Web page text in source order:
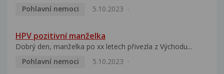
Pohlavní nemoci
5.10.2023
HPV pozitivní manželka
Dobrý den, manželka po xx letech přivezla z Východu...
Pohlavní nemoci
5.10.2023